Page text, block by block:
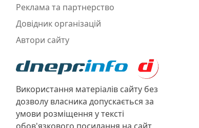
Реклама та партнерство
Довідник організацій
Автори сайту
Використання матеріалів сайту без
дозволу власника допускається за
умови розміщення у тексті